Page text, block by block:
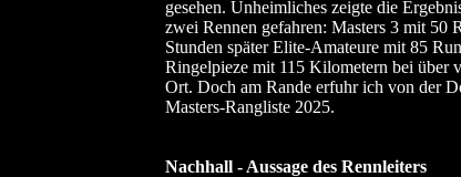
gesehen. Unheimliches zeigte die
zwei Rennen gefahren: Masters 3 mit 50
Stunden später Elite-Amateure mit 85
Ringelpieze mit 115 Kilometern bei
Ort. Doch am Rande erfuhr ich von der
Masters-Rangliste 2025.
Nachhall - Aussage des Rennleiters